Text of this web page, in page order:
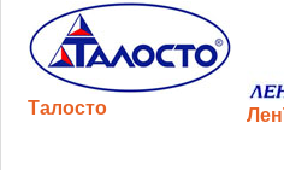
Талосто